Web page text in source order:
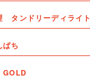
タンドリーディライト
ち